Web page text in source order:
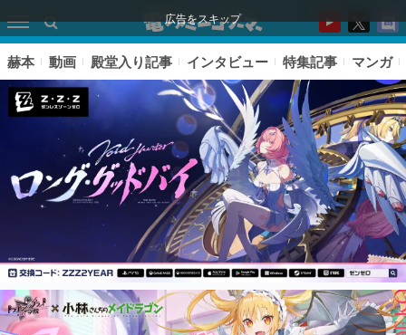
広告をスキップ
ピックアップ
赫本 動画 殿堂入り記事 インタビュー 特集記事 マンガ